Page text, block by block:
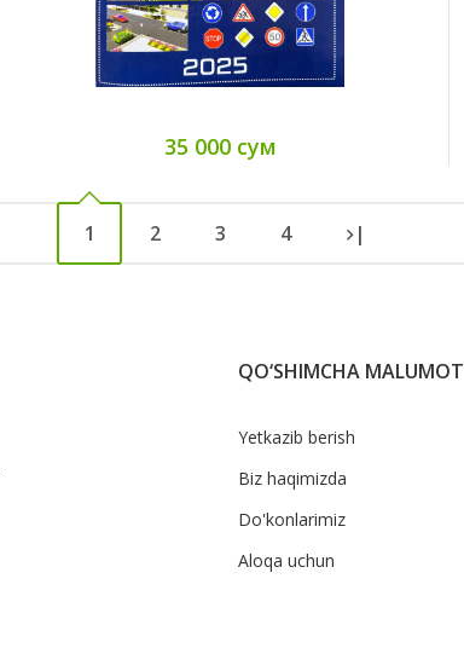
35 000 сум
1 2 3 4 |
QO‘SHIMCHA MALUMOT
Yetkazib berish
Biz haqimizda
Do'konlarimiz
Aloqa uchun